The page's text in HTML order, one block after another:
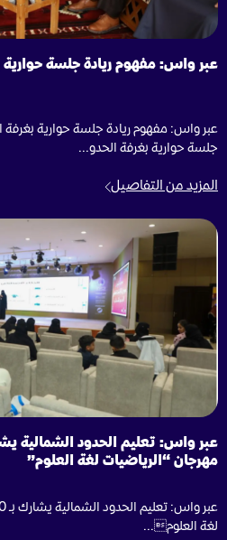
عبر واس: مفهوم ريادة جلسة حوارية
عبر واس: مفهوم ريادة جلسة حوارية بغرفة
جلسة حوارية بغرفة الحدو...
المزيد من التفاصيل
مهرجان “الرياضيات لغة العلوم”
لغة العلوم...